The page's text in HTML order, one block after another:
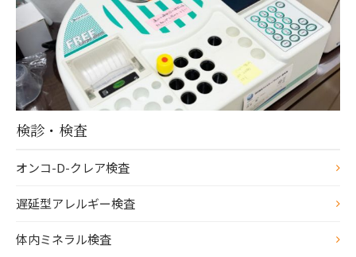
検診・検査
オンコ-D-クレア検査
遅延型アレルギー検査
体内ミネラル検査